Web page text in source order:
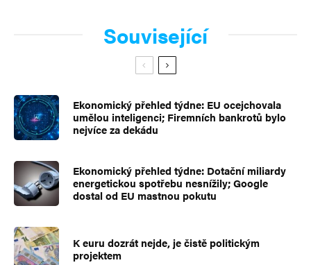
Související
Ekonomický přehled týdne: EU ocejchovala
umělou inteligenci; Firemních bankrotů bylo
nejvíce za dekádu
Ekonomický přehled týdne: Dotační miliardy
energetickou spotřebu nesnížily; Google
dostal od EU mastnou pokutu
K euru dozrát nejde, je čistě politickým
projektem